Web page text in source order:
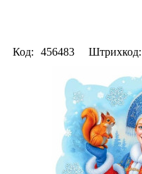
Код: 456483 Штрихкод: